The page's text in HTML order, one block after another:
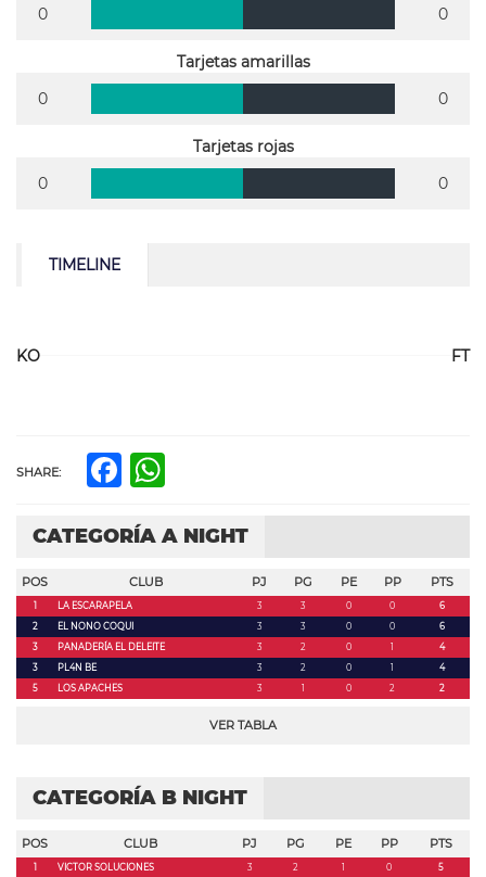
0
0
Tarjetas amarillas
0
0
Tarjetas rojas
0
0
TIMELINE
KO FT
SHARE: Facebook
CATEGORÍA A NIGHT
POS CLUB PJ PG PE PP PTS
1 LA ESCARAPELA 3 3 0 0
6
2
EL NONO COQUI 3 3 0 0
6
3
PANADERÍA EL DELEITE 3 2 0 1
4
3
PL4N BE 3 2 0 1
4
5
LOS APACHES 3 1 0 2 2
VER TABLA
CATEGORÍA B NIGHT
POS CLUB PJ PG PE PP PTS
1 VICTOR SOLUCIONES 3 2 1 0 5